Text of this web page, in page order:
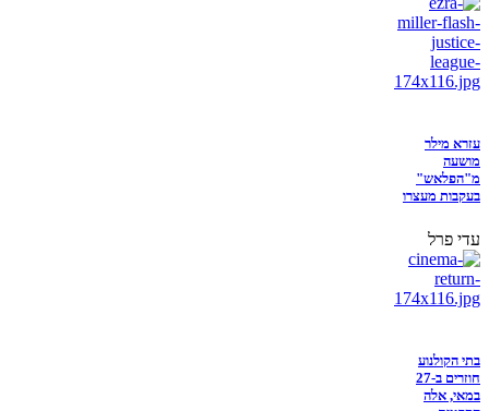
עזרא מילר
מושעה
מ"הפלאש"
בעקבות מעצרו
עדי פרל
בתי הקולנוע
חוזרים ב-27
במאי, אלה